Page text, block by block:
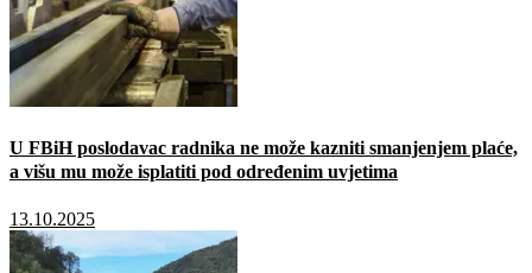
U FBiH poslodavac radnika ne može kazniti smanjenjem plaće,
a višu mu može isplatiti pod određenim uvjetima
13.10.2025